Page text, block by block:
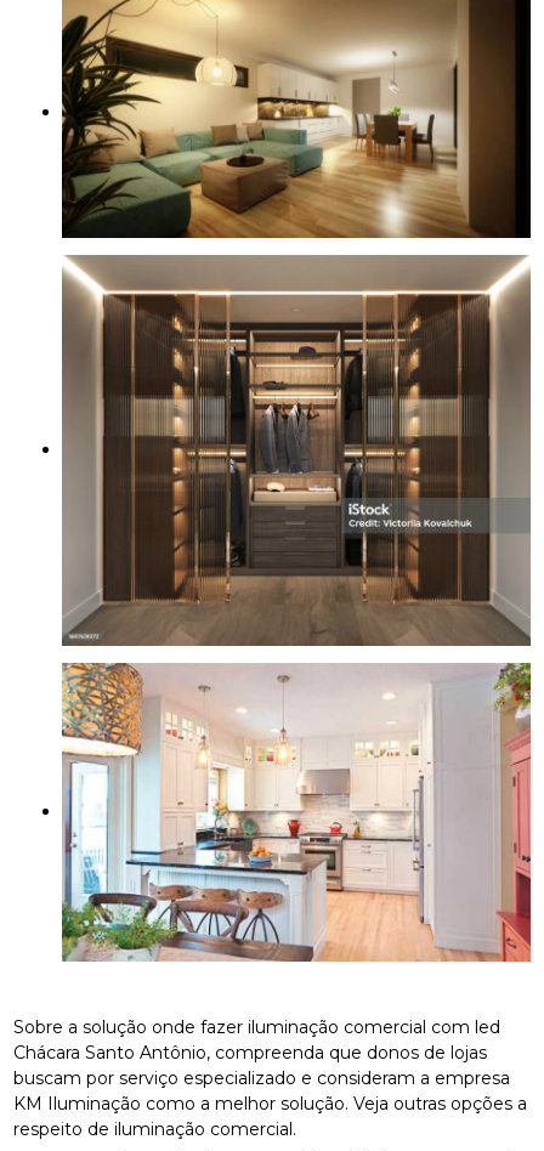
Sobre a solução onde fazer iluminação comercial com led
Chácara Santo Antônio, compreenda que donos de lojas
buscam por serviço especializado e consideram a empresa
KM Iluminação como a melhor solução. Veja outras opções a
respeito de iluminação comercial.